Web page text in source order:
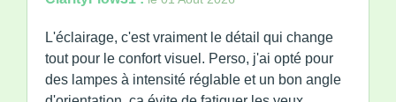
L'éclairage, c'est vraiment le détail qui change
tout pour le confort visuel. Perso, j'ai opté pour
des lampes à intensité réglable et un bon angle